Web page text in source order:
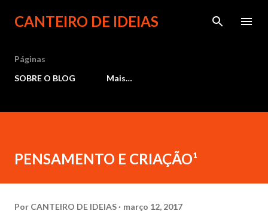
Pular para o conteúdo principal
CANTEIRO DE IDEIAS
Páginas
SOBRE O BLOG
Mais…
PENSAMENTO E CRIAÇÃO¹
Por CANTEIRO DE IDEIAS março 12, 2017